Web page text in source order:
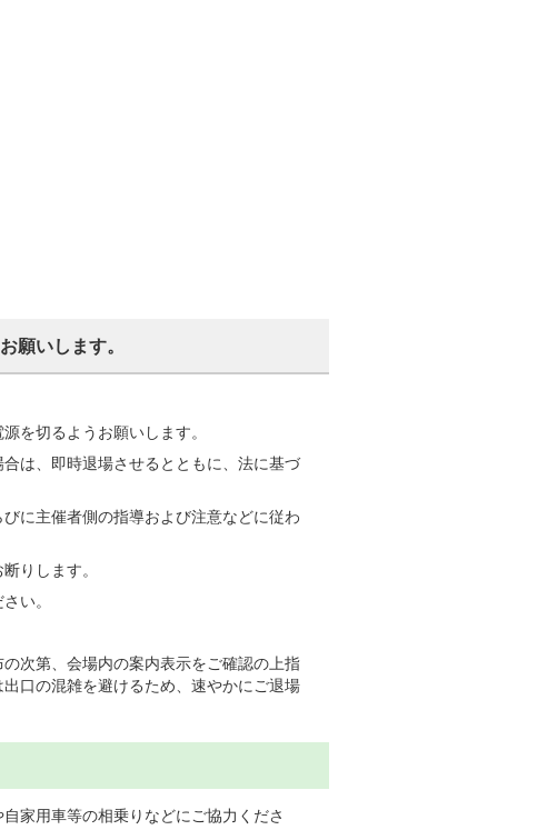
願いします。
を切るようお願いします。
は、即時退場させるとともに、法に基づ
に主催者側の指導および注意などに従わ
りします。
い。
次第、会場内の案内表示をご確認の上指
口の混雑を避けるため、速やかにご退場
家用車等の相乗りなどにご協力くださ